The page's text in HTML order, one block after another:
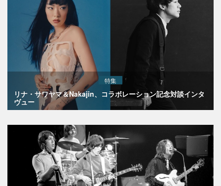
特集
リナ・サワヤマ＆Nakajin、コラボレーション記念対談インタ
ヴュー